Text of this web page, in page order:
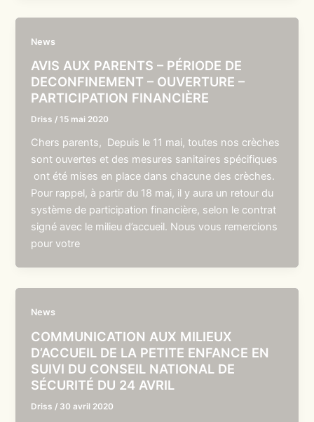
News
AVIS AUX PARENTS – PÉRIODE DE
DECONFINEMENT – OUVERTURE –
PARTICIPATION FINANCIÈRE
Driss /15 mai 2020
Chers parents, Depuis le 11 mai, toutes nos crèches
sont ouvertes et des mesures sanitaires spécifiques
ont été mises en place dans chacune des crèches.
Pour rappel, à partir du 18 mai, il y aura un retour du
système de participation financière, selon le contrat
signé avec le milieu d’accueil. Nous vous remercions
pour votre
News
COMMUNICATION AUX MILIEUX
D’ACCUEIL DE LA PETITE ENFANCE EN
SUIVI DU CONSEIL NATIONAL DE
SÉCURITÉ DU 24 AVRIL
Driss / 30 avril 2020